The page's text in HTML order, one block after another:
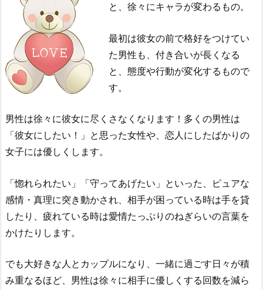
と、徐々にキャラが変わるもの。
最初は彼女の前で格好をつけてい
た男性も、付き合いが長くなる
と、態度や行動が変化するもので
す。
男性は徐々に彼女に尽くさなくなります！多くの男性は
「彼女にしたい！」と思った女性や、恋人にしたばかりの
女子には優しくします。
「惚れられたい」「守ってあげたい」といった、ピュアな
感情・真理に突き動かされ、相手が困っている時は手を貸
したり、疲れている時は愛情たっぷりのねぎらいの言葉を
かけたりします。
でも大好きな人とカップルになり、一緒に過ごす日々が積
み重なるほど、男性は徐々に相手に優しくする回数を減ら